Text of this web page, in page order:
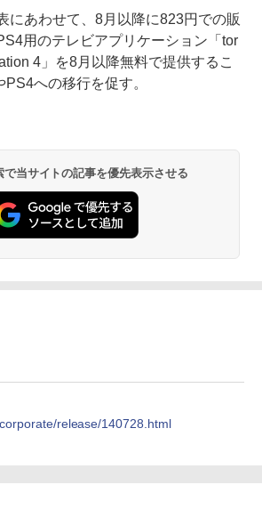
あわせて、8月以降に823円での販
用のテレビアプリケーション「tor
4」を8月以降無料で提供するこ
への移行を促す。
当サイトの記事を優先表示させる
release/140728.html